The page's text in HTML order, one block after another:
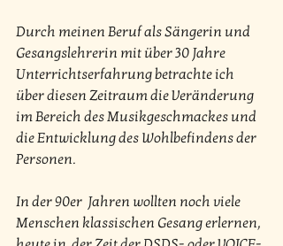
Durch meinen Beruf als Sängerin und
Gesangslehrerin mit über 30 Jahre
Unterrichtserfahrung betrachte ich
über diesen Zeitraum die Veränderung
im Bereich des Musikgeschmackes und
die Entwicklung des Wohlbefindens der
Personen.
In der 90er  Jahren wollten noch viele
Menschen klassischen Gesang erlernen,